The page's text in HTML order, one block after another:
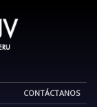
CONTÁCTANOS